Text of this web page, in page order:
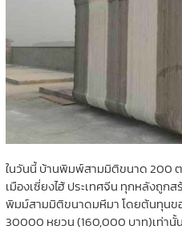
ในวันนี้ บ้านพิมพ์สามมิติขนาด 200
เมืองเซี่ยงไฮ้ ประเทศจีน ทุกหลังถู
พิมม์สามมิติขนาดมหึมา โดยต้นทุนข
30000 หยวน (160,000 บาท)เท่านั้น